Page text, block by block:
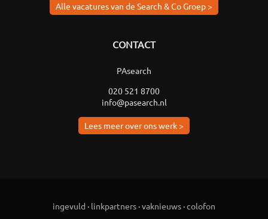
Alle vacatures van de Search & Co Groep >
CONTACT
PAsearch
020 521 8700
info@pasearch.nl
Lees meer over ons werk >
ingevuld · linkpartners ·vaknieuws ·colofon